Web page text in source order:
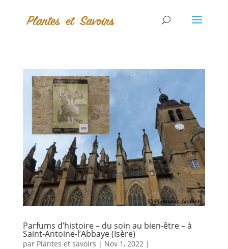
Parfums d’histoire – du soin au bien-être – à
Saint-Antoine-l’Abbaye (Isère)
par Plantes et savoirs | Nov 1, 2022 |